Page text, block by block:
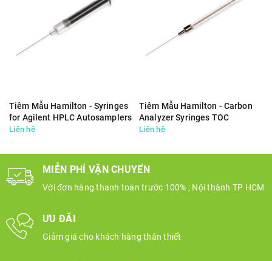
Tiêm Mẫu Hamilton - Syringes
for Agilent HPLC Autosamplers
Liên hệ
Tiêm Mẫu Hamilton - Carbon
Analyzer Syringes TOC
Liên hệ
MIỄN PHÍ VẬN CHUYỂN
Với đơn hàng thanh toán trước 100% ; Nội thành TP HCM
ƯU ĐÃI
Giảm giá cho khách hàng thân thiết